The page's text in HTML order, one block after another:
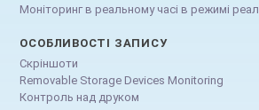
Моніторинг в реальному часі в режимі
ОСОБЛИВОСТІ ЗАПИСУ
Скріншоти
Removable Storage Devices Monitoring
Контроль над друком